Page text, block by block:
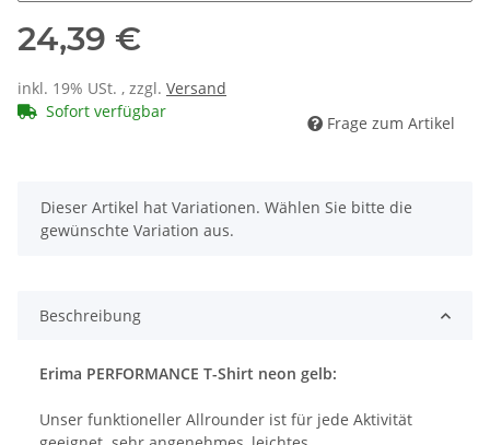
24,39 €
inkl. 19% USt. , zzgl. Versand
Sofort verfügbar
Frage zum Artikel
x
Dieser Artikel hat Variationen. Wählen Sie bitte die
gewünschte Variation aus.
Beschreibung
Erima PERFORMANCE T-Shirt neon gelb:
Unser funktioneller Allrounder ist für jede Aktivität